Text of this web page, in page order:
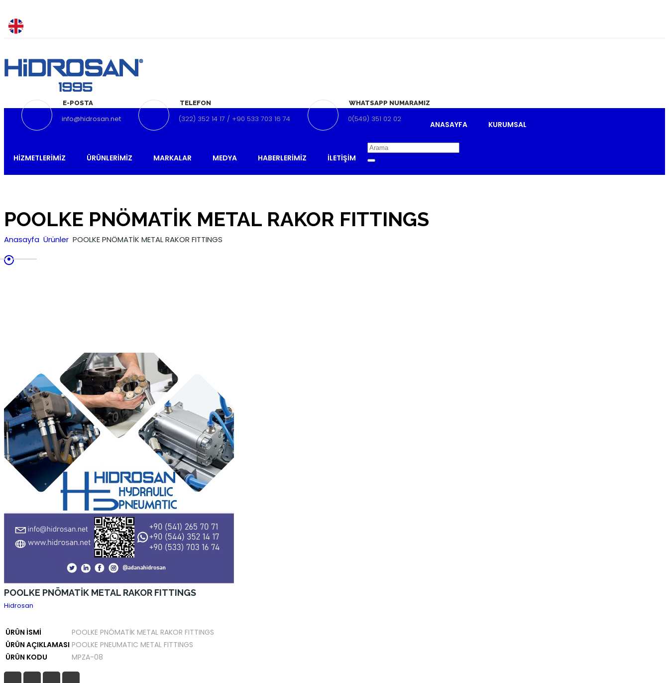
E-POSTA
info@hidrosan.net
TELEFON
(322) 352 14 17 / +90 533 703 16 74
WHATSAPP NUMARAMIZ
0(549) 351 02 02
ANASAYFA KURUMSAL
HIZMETLERIMIZ ÜRÜNLERIMIZ MARKALAR MEDYA HABERLERIMIZ İLETIŞIM
POOLKE PNÖMATİK METAL RAKOR FITTINGS
Anasayfa Ürünler POOLKE PNÖMATİK METAL RAKOR FITTINGS
POOLKE PNÖMATİK METAL RAKOR FITTINGS
Hidrosan
ÜRÜN İSMİ
POOLKE PNÖMATİK METAL RAKOR FITTINGS
ÜRÜN AÇIKLAMASI POOLKE PNEUMATIC METAL FITTINGS
ÜRÜN KODU
MPZA-08